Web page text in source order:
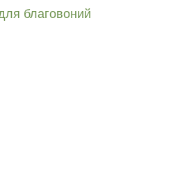
благовоний